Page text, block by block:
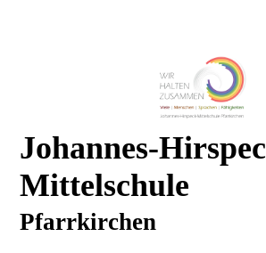
Johannes-
Mittelschule
Pfarrkirchen